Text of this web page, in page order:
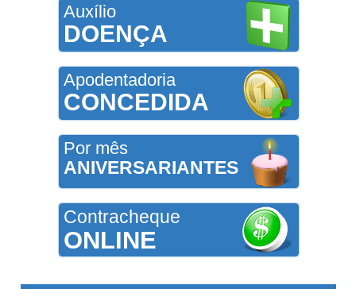
Auxílio
DOENÇA
Apodentadoria
CONCEDIDA
Por mês
ANIVERSARIANTES
Contracheque
ONLINE